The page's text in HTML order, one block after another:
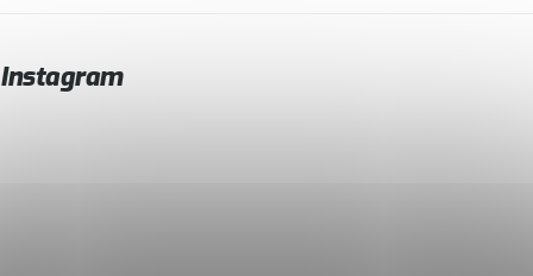
Instagram